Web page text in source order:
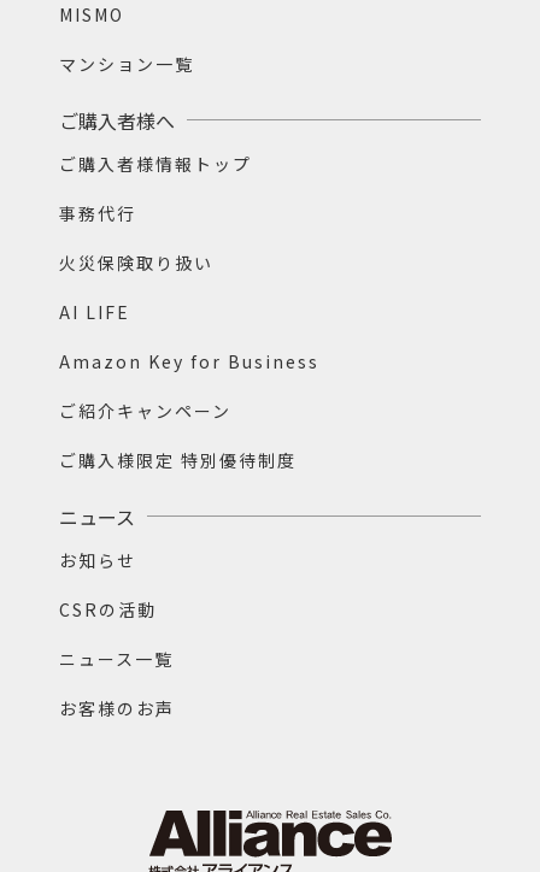
MISMO
マンション一覧
ご購入者様へ
ご購入者様情報トップ
事務代行
火災保険取り扱い
AI LIFE
Amazon Key for Business
ご紹介キャンペーン
ご購入様限定 特別優待制度
ニュース
お知らせ
CSRの活動
ニュース一覧
お客様のお声